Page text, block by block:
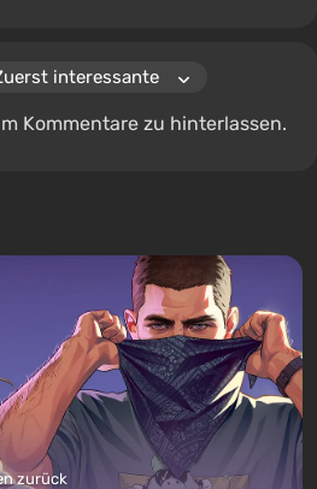
Kommentare zu hinterlassen.
zurück